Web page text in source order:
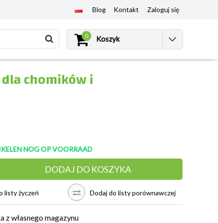
Blog Kontakt Zaloguj się
0 Koszyk
chomików i
NOG OP VOORRAAD
DODAJ DO KOSZYKA
listy życzeń Dodaj do listy porównawczej
z własnego magazynu